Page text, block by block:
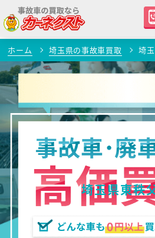
ホーム 埼玉県の事故車買取 埼
埼玉県東秩